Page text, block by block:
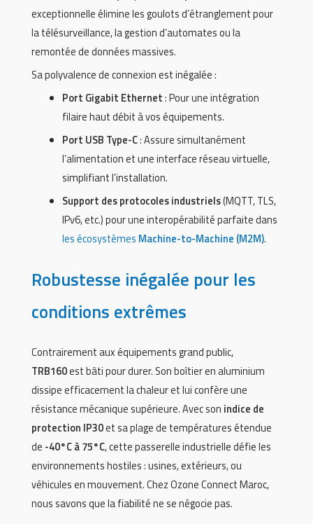
exceptionnelle élimine les goulots d’étranglement pour
la télésurveillance, la gestion d’automates ou la
remontée de données massives.
Sa polyvalence de connexion est inégalée :
Port Gigabit Ethernet: Pour une intégration
filaire haut débit à vos équipements.
Port USB Type-C: Assure simultanément
l’alimentation et une interface réseau virtuelle,
simplifiant l’installation.
Support des protocoles industriels(MQTT, TLS,
IPv6, etc.) pour une interopérabilité parfaite dans
les écosystèmes Machine-to-Machine (M2M).
Robustesse inégalée pour les
conditions extrêmes
Contrairement aux équipements grand public,
TRB160est bâti pour durer. Son boîtier en aluminium
dissipe efficacement la chaleur et lui confère une
résistance mécanique supérieure. Avec son indice de
protection IP30et sa plage de températures étendue
de -40°C à 75°C, cette passerelle industrielle défie les
environnements hostiles : usines, extérieurs, ou
véhicules en mouvement. Chez Ozone Connect Maroc,
nous savons que la fiabilité ne se négocie pas.